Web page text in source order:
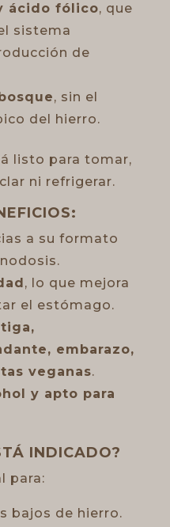
ácido fólico, que
sistema
de
, sin el
del hierro.
listo para tomar,
ni refrigerar.
a su formato
, lo que mejora
el estómago.
embarazo,
veganas.
y apto para
INDICADO?
para:
bajos de hierro.